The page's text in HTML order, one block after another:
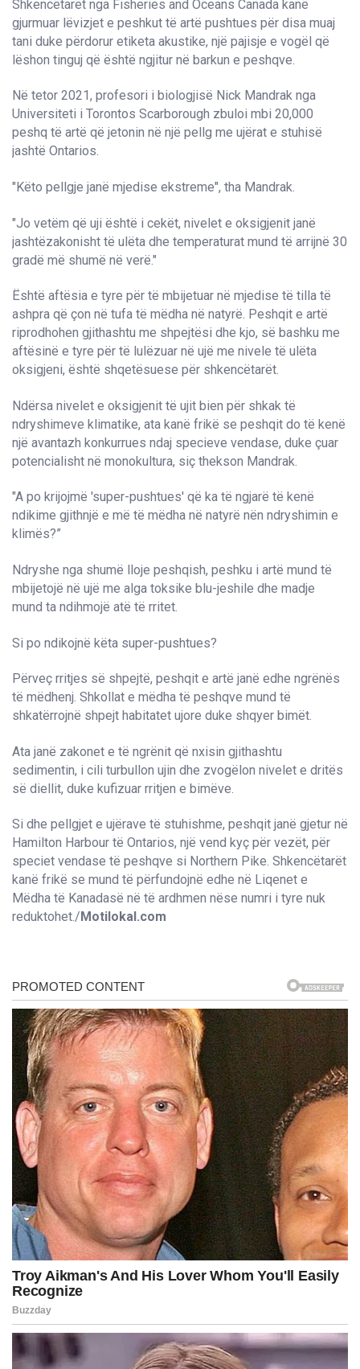
Shkencëtarët nga Fisheries and Oceans Canada kanë
gjurmuar lëvizjet e peshkut të artë pushtues për disa muaj
tani duke përdorur etiketa akustike, një pajisje e vogël që
lëshon tinguj që është ngjitur në barkun e peshqve.
Në tetor 2021, profesori i biologjisë Nick Mandrak nga
Universiteti i Torontos Scarborough zbuloi mbi 20,000
peshq të artë që jetonin në një pellg me ujërat e stuhisë
jashtë Ontarios.
"Këto pellgje janë mjedise ekstreme", tha Mandrak.
"Jo vetëm që uji është i cekët, nivelet e oksigjenit janë
jashtëzakonisht të ulëta dhe temperaturat mund të arrijnë 30
gradë më shumë në verë."
Është aftësia e tyre për të mbijetuar në mjedise të tilla të
ashpra që çon në tufa të mëdha në natyrë. Peshqit e artë
riprodhohen gjithashtu me shpejtësi dhe kjo, së bashku me
aftësinë e tyre për të lulëzuar në ujë me nivele të ulëta
oksigjeni, është shqetësuese për shkencëtarët.
Ndërsa nivelet e oksigjenit të ujit bien për shkak të
ndryshimeve klimatike, ata kanë frikë se peshqit do të kenë
një avantazh konkurrues ndaj specieve vendase, duke çuar
potencialisht në monokultura, siç thekson Mandrak.
"A po krijojmë 'super-pushtues' që ka të ngjarë të kenë
ndikime gjithnjë e më të mëdha në natyrë nën ndryshimin e
klimës?”
Ndryshe nga shumë lloje peshqish, peshku i artë mund të
mbijetojë në ujë me alga toksike blu-jeshile dhe madje
mund ta ndihmojë atë të rritet.
Si po ndikojnë këta super-pushtues?
Përveç rritjes së shpejtë, peshqit e artë janë edhe ngrënës
të mëdhenj. Shkollat e mëdha të peshqve mund të
shkatërrojnë shpejt habitatet ujore duke shqyer bimët.
Ata janë zakonet e të ngrënit që nxisin gjithashtu
sedimentin, i cili turbullon ujin dhe zvogëlon nivelet e dritës
së diellit, duke kufizuar rritjen e bimëve.
Si dhe pellgjet e ujërave të stuhishme, peshqit janë gjetur në
Hamilton Harbour të Ontarios, një vend kyç për vezët, për
speciet vendase të peshqve si Northern Pike. Shkencëtarët
kanë frikë se mund të përfundojnë edhe në Liqenet e
Mëdha të Kanadasë në të ardhmen nëse numri i tyre nuk
reduktohet./ Motilokal.com